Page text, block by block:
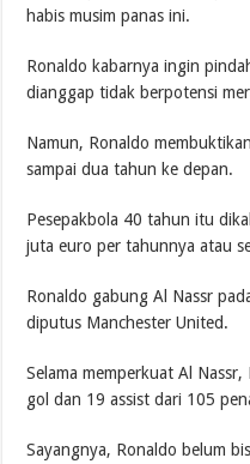
habis musim panas ini.
Ronaldo kabarnya ingin
dianggap tidak berpotensi
Namun, Ronaldo
sampai dua tahun ke depan.
Pesepakbola 40 tahun itu
juta euro per tahunnya atau
Ronaldo gabung Al Nassr
diputus Manchester United.
Selama memperkuat Al
gol dan 19 assist dari 105
Sayangnya, Ronaldo belum